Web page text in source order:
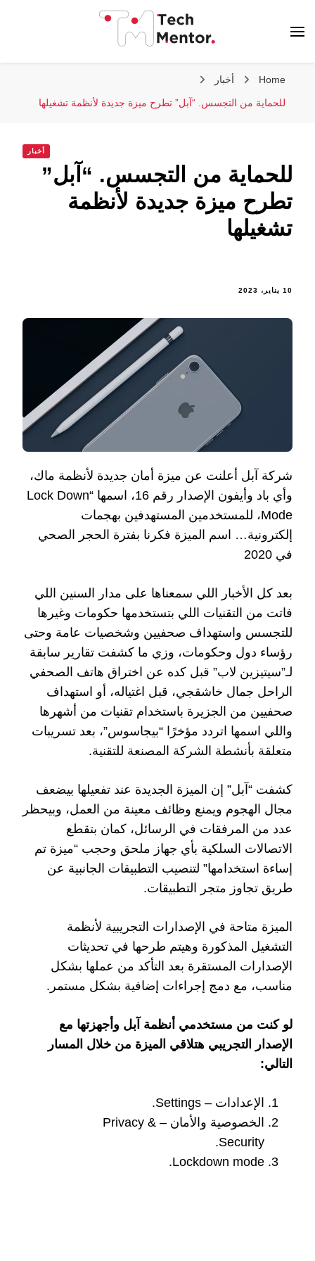
تك مينتورHome أخبار
للحماية من التجسس. “آبل” تطرح ميزة جديدة لأنظمة تشغيلها
أخبار
للحماية من التجسس. “آبل”
تطرح ميزة جديدة لأنظمة
تشغيلها
10 يناير، 2023
شركة آبل أعلنت عن ميزة أمان جديدة لأنظمة ماك،
وأي باد وأيفون الإصدار رقم 16، اسمها “Lock Down
Mode، للمستخدمين المستهدفين بهجمات
إلكترونية… اسم الميزة فكرنا بفترة الحجر الصحي
في 2020
بعد كل الأخبار اللي سمعناها على مدار السنين اللي
فاتت من التقنيات اللي بتستخدمها حكومات وغيرها
للتجسس واستهداف صحفيين وشخصيات عامة وحتى
رؤساء دول وحكومات، وزي ما كشفت تقارير سابقة
لـ”سيتيزين لاب” قبل كده عن اختراق هاتف الصحفي
الراحل جمال خاشقجي، قبل اغتياله، أو استهداف
صحفيين من الجزيرة باستخدام تقنيات من أشهرها
واللي اسمها اتردد مؤخرًا “بيجاسوس”، بعد تسريبات
متعلقة بأنشطة الشركة المصنعة للتقنية.
كشفت “آبل” إن الميزة الجديدة عند تفعيلها بيضعف
مجال الهجوم ويمنع وظائف معينة من العمل، وبيحظر
عدد من المرفقات في الرسائل، كمان بتقطع
الاتصالات السلكية بأي جهاز ملحق وحجب “ميزة تم
إساءة استخدامها” لتنصيب التطبيقات الجانبية عن
طريق تجاوز متجر التطبيقات.
الميزة متاحة في الإصدارات التجريبية لأنظمة
التشغيل المذكورة وهيتم طرحها في تحديثات
الإصدارات المستقرة بعد التأكد من عملها بشكل
مناسب، مع دمج إجراءات إضافية بشكل مستمر.
لو كنت من مستخدمي أنظمة آبل وأجهزتها مع
الإصدار التجريبي هتلاقي الميزة من خلال المسار
التالي:
الإعدادات – Settings.
الخصوصية والأمان – Privacy &
Security.
Lockdown mode.